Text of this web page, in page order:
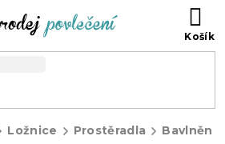
Ložnice Prostěradla